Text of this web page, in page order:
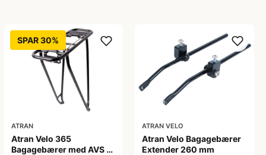
SPAR 30%
ATRAN
Atran Velo 365
Bagagebærer med AVS -
ATRAN VELO
Atran Velo Bagagebærer
Extender 260 mm